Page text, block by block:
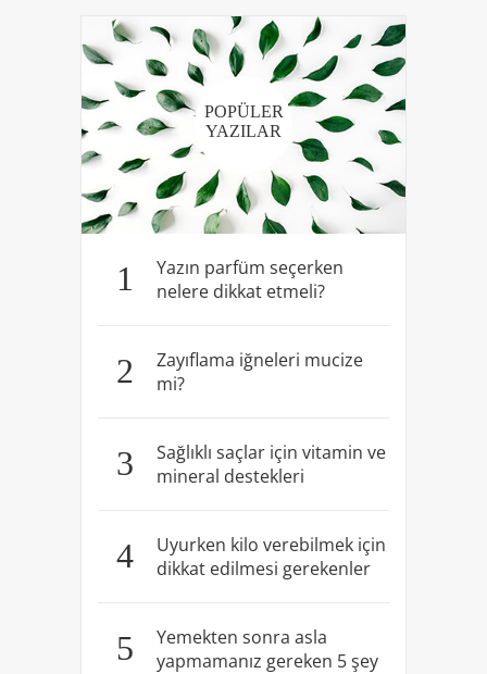
POPÜLER
YAZILAR
1
Yazın parfüm seçerken
nelere dikkat etmeli?
2
Zayıflama iğneleri mucize
mi?
3
Sağlıklı saçlar için vitamin ve
mineral destekleri
4
Uyurken kilo verebilmek için
dikkat edilmesi gerekenler
5
Yemekten sonra asla
yapmamanız gereken 5 şey